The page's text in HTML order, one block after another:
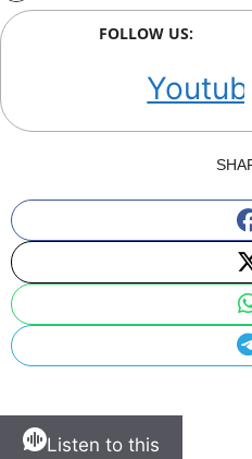
FOLLOW US:
Listen to this